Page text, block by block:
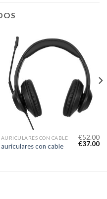
AURICULARES CON CABLE
auriculares con cable
€52.00
€37.00